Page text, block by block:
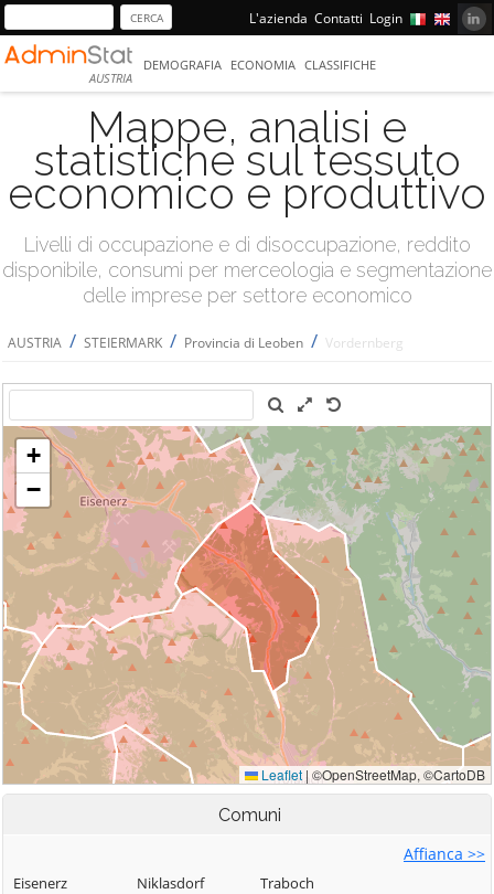
L'azienda Contatti Login
AUSTRIA
DEMOGRAFIA ECONOMIA CLASSIFICHE
Mappe, analisi e
statistiche sul tessuto
economico e produttivo
Livelli di occupazione e di disoccupazione, reddito
disponibile, consumi per merceologia e segmentazione
delle imprese per settore economico
AUSTRIA / STEIERMARK / Provincia di Leoben / Vordernberg
Comuni
Affianca >>
Eisenerz
Niklasdorf
Traboch